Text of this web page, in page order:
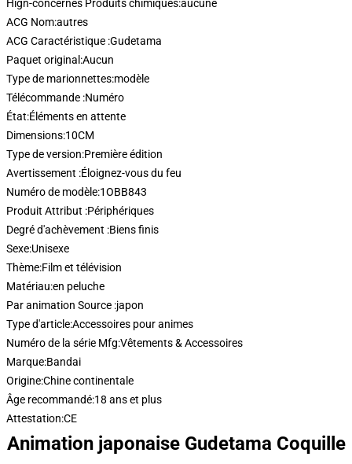
Hign-concernés Produits chimiques:aucune
ACG Nom:autres
ACG Caractéristique :Gudetama
Paquet original:Aucun
Type de marionnettes:modèle
Télécommande :Numéro
État:Éléments en attente
Dimensions:10CM
Type de version:Première édition
Avertissement :Éloignez-vous du feu
Numéro de modèle:1OBB843
Produit Attribut :Périphériques
Degré d'achèvement :Biens finis
Sexe:Unisexe
Thème:Film et télévision
Matériau:en peluche
Par animation Source :japon
Type d'article:Accessoires pour animes
Numéro de la série Mfg:Vêtements & Accessoires
Marque:Bandai
Origine:Chine continentale
Âge recommandé:18 ans et plus
Attestation:CE
Animation japonaise Gudetama Coquille